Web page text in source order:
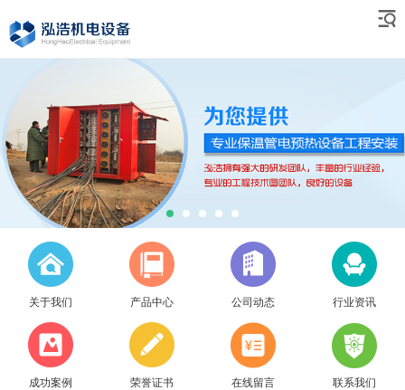
关于我们 产品中心 公司动态 行业资讯
成功案例 荣誉证书 在线留言 联系我们